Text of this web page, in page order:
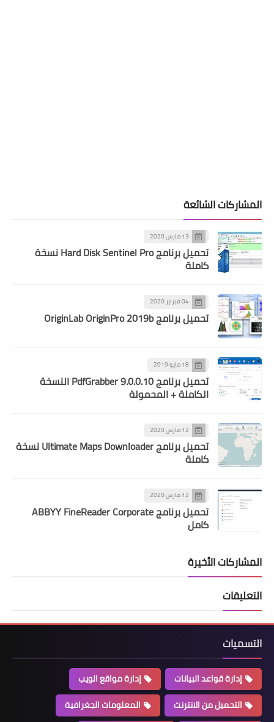
المشاركات الشائعة
13 مارس 2020
تحميل برنامج Hard Disk Sentinel Pro نسخة
كاملة
04 فبراير 2020
تحميل برنامج OriginLab OriginPro 2019b
18 مايو 2019
تحميل برنامج PdfGrabber 9.0.0.10 النسخة
الكاملة + المحمولة
12 مارس 2020
تحميل برنامج Ultimate Maps Downloader نسخة
كاملة
12 مارس 2020
تحميل برنامج ABBYY FineReader Corporate
كامل
المشاركات الأخيرة
التعليقات
التسميات
إدارة قواعد البيانات
إدارة مواقع الويب
التحميل من الانترنت
المعلومات الجغرافية